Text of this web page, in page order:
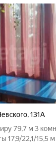
,131А
комнаты 2 этаж
17,9/22,1/15,5